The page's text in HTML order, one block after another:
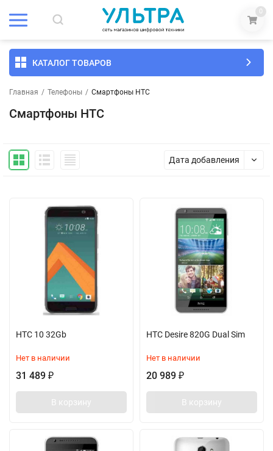
0
КАТАЛОГ ТОВАРОВ
Главная / Телефоны / Смартфоны HTC
Смартфоны HTC
Дата добавления
HTC 10 32Gb
Нет в наличии
31 489 ₽
В корзину
HTC Desire 820G Dual Sim
Нет в наличии
20 989 ₽
В корзину